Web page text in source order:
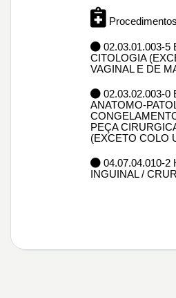
Procedimentos
02.03.01.003-5
CITOLOGIA
VAGINAL E DE
02.03.02.003-0
ANATOMO-
PEÇA
(EXCETO COLO
04.07.04.010-2
INGUINAL /